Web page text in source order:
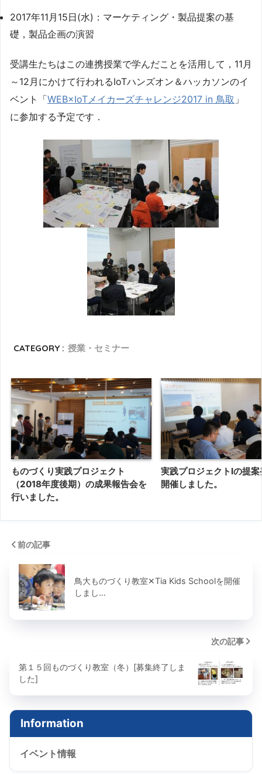
2017年11月15日(水)：マーケティング・製品提案の基
礎，製品企画の演習
受講生たちはこの連携授業で学んだことを活用して，11月
～12月にかけて行われるIoTハンズオン＆ハッカソンのイ
ベント「WEB×IoTメイカーズチャレンジ2017 in 鳥取 」
に参加する予定です．
CATEGORY : 授業・セミナー
ものづくり実践プロジェクト
（2018年度後期）の成果報告会を
行いました。
実践プロジェクトⅠの提
開催しました。
前の記事
鳥大ものづくり教室✕Tia Kids Schoolを開催
しまし…
次の記事
第１５回ものづくり教室（冬）[募集終了しま
した]
Information
イベント情報